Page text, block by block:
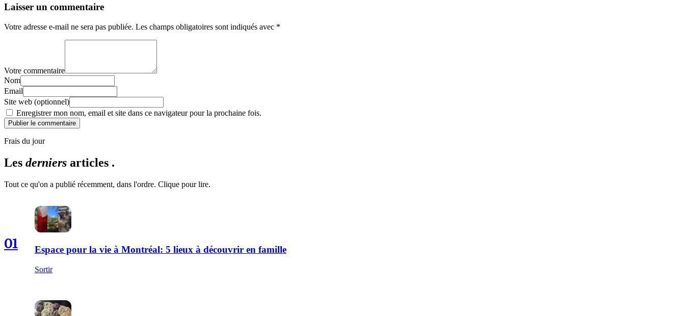
Laisser un commentaire
Votre adresse e-mail ne sera pas publiée. Les champs obligatoires sont indiqués avec *
Votre commentaire
Nom
Email
Site web (optionnel)
Enregistrer mon nom, email et site dans ce navigateur pour la prochaine fois.
Publier le commentaire
Frais du jour
Les derniers articles .
Tout ce qu'on a publié récemment, dans l'ordre. Clique pour lire.
01 Espace pour la vie à Montréal: 5 lieux à découvrir en famille
Sortir